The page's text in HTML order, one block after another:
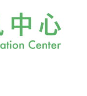
太久，她會棄巢。